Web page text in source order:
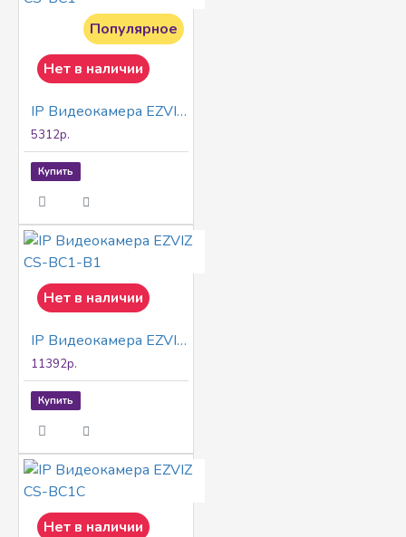
Популярное
Нет в наличии
IP Видеокамера EZVIZ CS-BC1
5312р.
Купить
Нет в наличии
IP Видеокамера EZVIZ CS-BC1-B1
11392р.
Купить
Нет в наличии